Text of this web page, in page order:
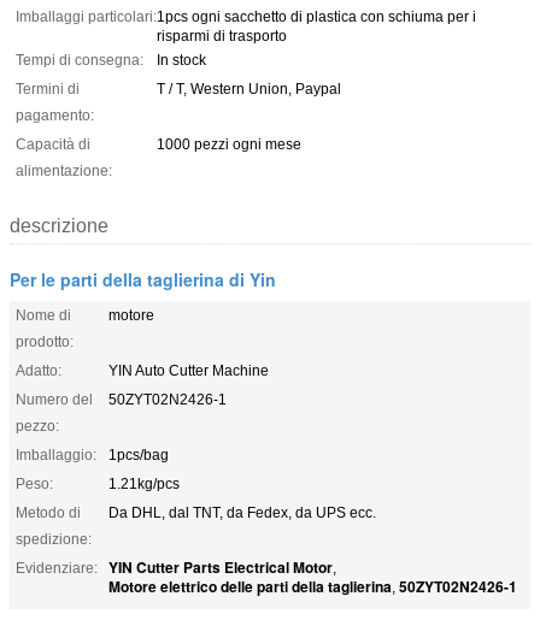
Imballaggi particolari:1pcs ogni sacchetto di plastica con schiuma per i
risparmi di trasporto
Tempi di consegna:
In stock
Termini di
pagamento:
T / T, Western Union, Paypal
Capacità di
alimentazione:
1000 pezzi ogni mese
descrizione
Per le parti della taglierina di Yin
Nome di
prodotto:
motore
Adatto:
YIN Auto Cutter Machine
Numero del
pezzo:
50ZYT02N2426-1
Imballaggio:
1pcs/bag
Peso:
1.21kg/pcs
Metodo di
spedizione:
Da DHL, dal TNT, da Fedex, da UPS ecc.
Evidenziare: YIN Cutter Parts Electrical Motor,
Motore elettrico delle parti della taglierina, 50ZYT02N2426-1